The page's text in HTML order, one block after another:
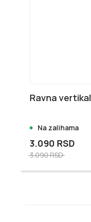
Ravna
Na zalihama
3.090 RSD
3.090 RSD